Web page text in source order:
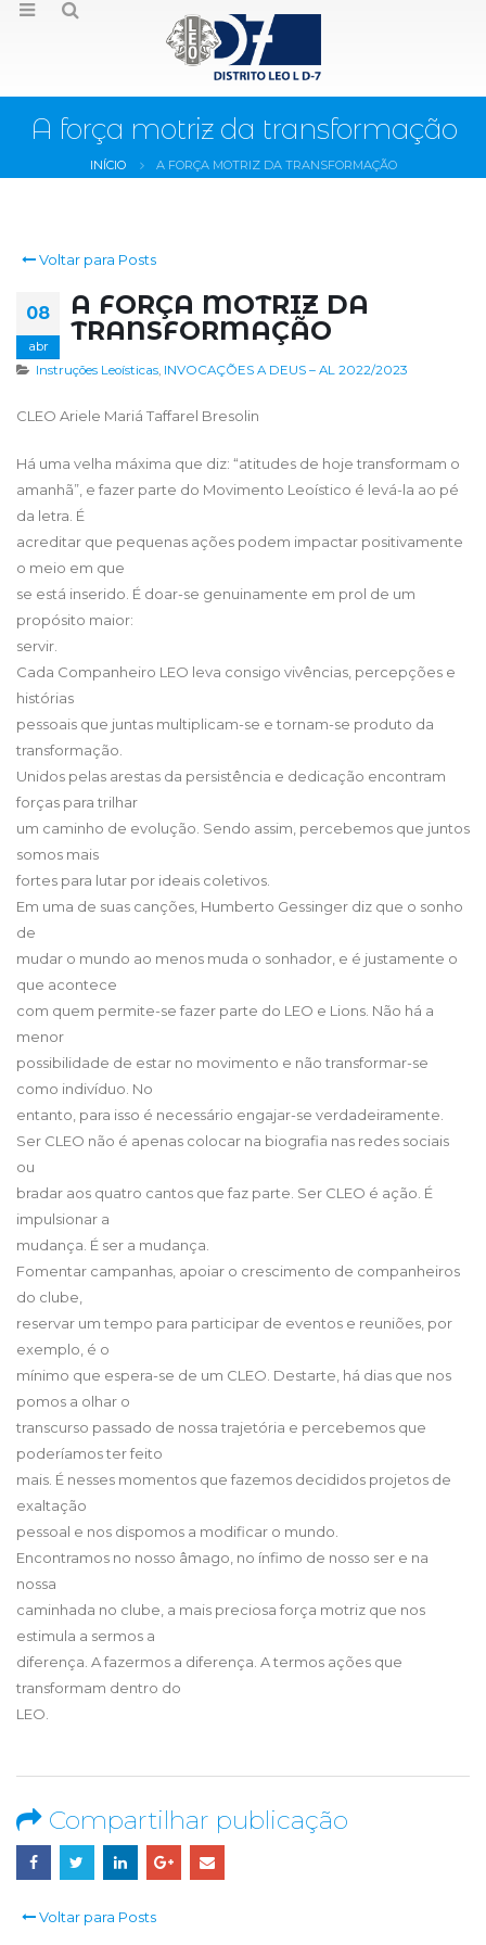
A força motriz da transformação
INÍCIO A FORÇA MOTRIZ DA TRANSFORMAÇÃO
Voltar para Posts
08
abr
A FORÇA MOTRIZ DA
TRANSFORMAÇÃO
Instruções Leoísticas, INVOCAÇÕES A DEUS – AL 2022/2023
CLEO Ariele Mariá Taffarel Bresolin
Há uma velha máxima que diz: “atitudes de hoje transformam o
amanhã”, e fazer parte do Movimento Leoístico é levá-la ao pé
da letra. É
acreditar que pequenas ações podem impactar positivamente
o meio em que
se está inserido. É doar-se genuinamente em prol de um
propósito maior:
servir.
Cada Companheiro LEO leva consigo vivências, percepções e
histórias
pessoais que juntas multiplicam-se e tornam-se produto da
transformação.
Unidos pelas arestas da persistência e dedicação encontram
forças para trilhar
um caminho de evolução. Sendo assim, percebemos que juntos
somos mais
fortes para lutar por ideais coletivos.
Em uma de suas canções, Humberto Gessinger diz que o sonho
de
mudar o mundo ao menos muda o sonhador, e é justamente o
que acontece
com quem permite-se fazer parte do LEO e Lions. Não há a
menor
possibilidade de estar no movimento e não transformar-se
como indivíduo. No
entanto, para isso é necessário engajar-se verdadeiramente.
Ser CLEO não é apenas colocar na biografia nas redes sociais
ou
bradar aos quatro cantos que faz parte. Ser CLEO é ação. É
impulsionar a
mudança. É ser a mudança.
Fomentar campanhas, apoiar o crescimento de companheiros
do clube,
reservar um tempo para participar de eventos e reuniões, por
exemplo, é o
mínimo que espera-se de um CLEO. Destarte, há dias que nos
pomos a olhar o
transcurso passado de nossa trajetória e percebemos que
poderíamos ter feito
mais. É nesses momentos que fazemos decididos projetos de
exaltação
pessoal e nos dispomos a modificar o mundo.
Encontramos no nosso âmago, no ínfimo de nosso ser e na
nossa
caminhada no clube, a mais preciosa força motriz que nos
estimula a sermos a
diferença. A fazermos a diferença. A termos ações que
transformam dentro do
LEO.
Compartilhar publicação
Voltar para Posts